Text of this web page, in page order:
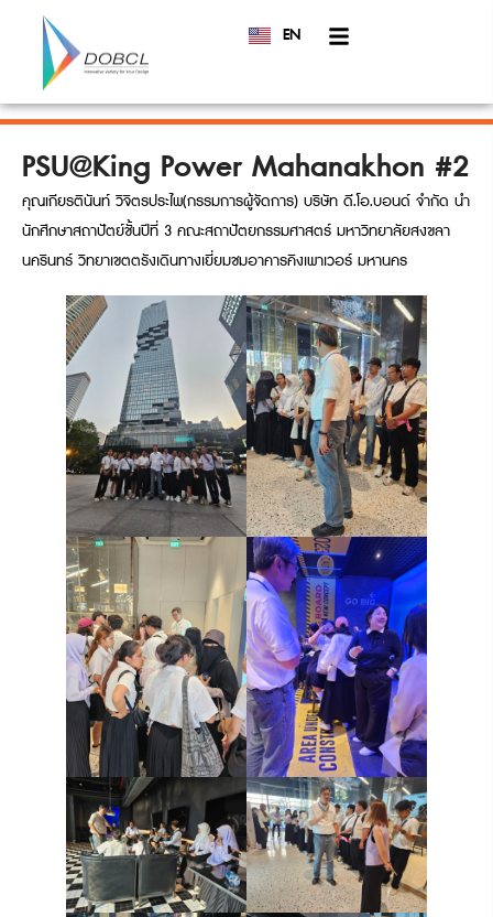
EN
TH
PSU@King Power Mahanakhon #2
คุณเกียรตินันท์ วิจิตรประไพ(กรรมการผู้จัดการ) บริษัท ดี.โอ.บอนด์ จำกัด นำ
นักศึกษาสถาปัตย์ชั้นปีที่ 3 คณะสถาปัตยกรรมศาสตร์ มหาวิทยาลัยสงขลา
นครินทร์ วิทยาเขตตรังเดินทางเยี่ยมชมอาคารคิงเพาเวอร์ มหานคร